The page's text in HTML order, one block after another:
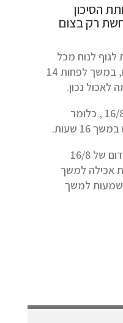
הסיכון
רק בצום
לנוח מכל
מזון או משקה, למעט מים, במשך לפחות 14
לאכול נכון.
המחקר תומך בדיאטת ה 16/8 , כלומר
אין צורך להיכנס למיטת סדום של 16/8
אכילה למשך
משמעות למשך